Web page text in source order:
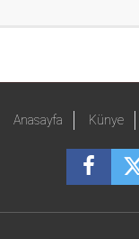
Anasayfa Künye